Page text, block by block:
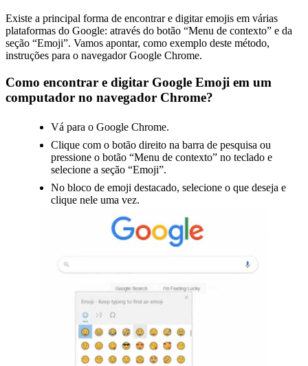
Existe a principal forma de encontrar e digitar emojis em várias
plataformas do Google: através do botão “Menu de contexto” e da
seção “Emoji”. Vamos apontar, como exemplo deste método,
instruções para o navegador Google Chrome.
Como encontrar e digitar Google Emoji em um
computador no navegador Chrome?
Vá para o Google Chrome.
Clique com o botão direito na barra de pesquisa ou
pressione o botão “Menu de contexto” no teclado e
selecione a seção “Emoji”.
No bloco de emoji destacado, selecione o que deseja e
clique nele uma vez.